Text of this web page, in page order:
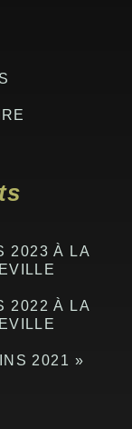
2023 À LA
2022 À LA
2021 »